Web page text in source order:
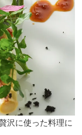
沢に使った料理に